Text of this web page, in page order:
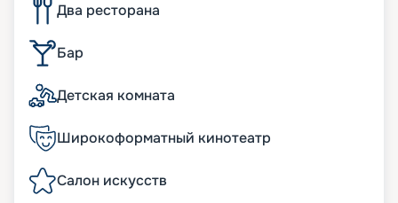
Два ресторана
Бар
Детская комната
Широкоформатный кинотеатр
Салон искусств